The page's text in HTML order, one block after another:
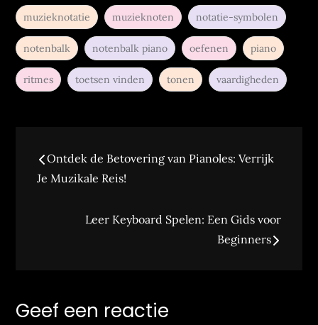
muzieknotatie muzieknoten notatie-symbolen
notenbalk notenbalk piano oefenen piano
ritmes toetsen vinden tonen vaardigheden
Berichtnavigatie
Ontdek de Betovering van Pianoles: Verrijk
Je Muzikale Reis!
Leer Keyboard Spelen: Een Gids voor
Beginners
Geef een reactie